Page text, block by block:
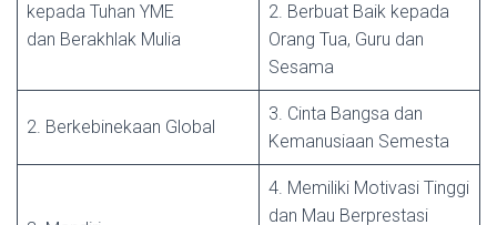
kepada Tuhan YME
dan Berakhlak Mulia
2. Berbuat Baik kepada
Orang Tua, Guru dan
Sesama
2. Berkebinekaan Global
3. Cinta Bangsa dan
Kemanusiaan Semesta
4. Memiliki Motivasi Tinggi
dan Mau Berprestasi